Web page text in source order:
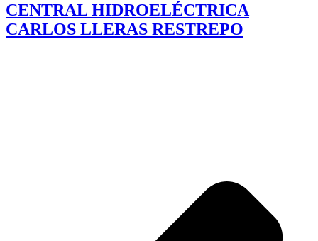
CENTRAL HIDROELÉCTRICA
CARLOS LLERAS RESTREPO